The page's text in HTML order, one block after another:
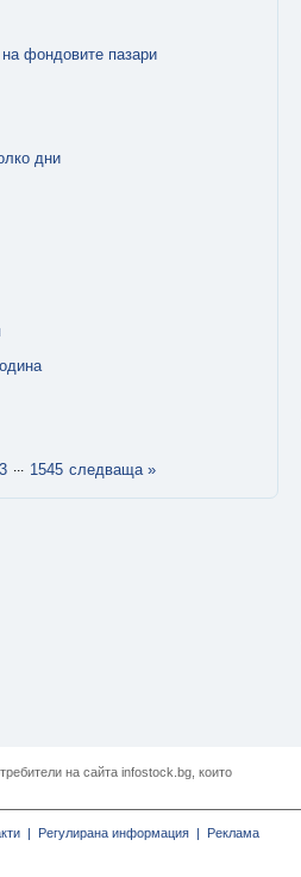
фондовите пазари
дни
... 1545 следваща »
на сайта infostock.bg, които
| Регулирана информация | Реклама